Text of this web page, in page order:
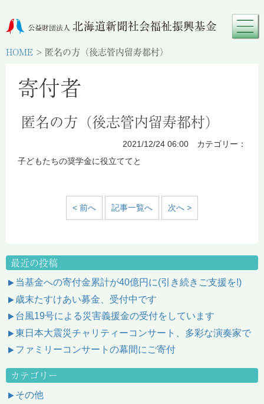
HOME > 匿名の方（後志管内留寿都村）
寄付者
匿名の方（後志管内留寿都村）
2021/12/24 06:00 カテゴリー：
子どもたちの奨学金に役立ててと
< 前へ 記事一覧へ 次へ >
最近の投稿
当基金への寄付金累計が40億円に(引き続きご支援を!)
歳末たすけあい募金、受付中です
台風19号による災害義援金の受付をしています
東日本大震災チャリティーコンサート、多彩な演奏家で
ファミリーコンサートの幕間にご寄付
カテゴリー
その他